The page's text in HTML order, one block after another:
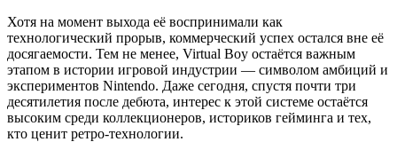
Хотя на момент выхода её воспринимали как
технологический прорыв, коммерческий успех остался вне её
досягаемости. Тем не менее, Virtual Boy остаётся важным
этапом в истории игровой индустрии — символом амбиций и
экспериментов Nintendo. Даже сегодня, спустя почти три
десятилетия после дебюта, интерес к этой системе остаётся
высоким среди коллекционеров, историков гейминга и тех,
кто ценит ретро-технологии.